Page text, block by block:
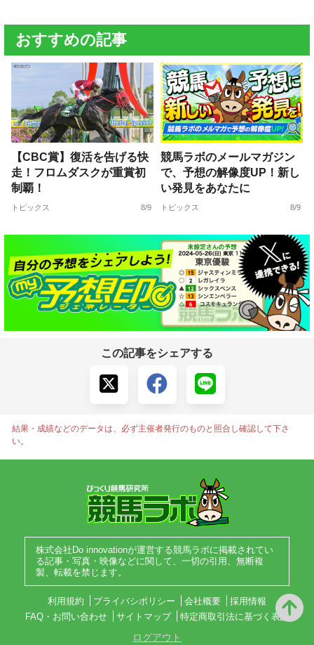
おすすめの記事
【CBC賞】復活を告げる快
走！フロムダスクが重賞初
制覇！
トピックス 8/9
競馬ラボのメールマガジン
で、予想の解像度UP！新し
い発見をあなたに
トピックス 8/9
この記事をシェアする
結果・成績などのデータは、必ず主催者発行のものと照合し確認して下さ
い。
株式会社Do innovationが運営する競馬ラボに掲載されてい
る記事・写真・映像などに関して、一切の引用、無断複
製、転載を禁じます。
利用規約 プライバシポリシー 会社概要
採用情報
FAQ・お問い合わせ
サイトマップ 特定商取引法に基づく表記
ログアウト